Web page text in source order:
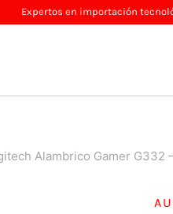
Expertos en importación
Alambrico Gamer G332